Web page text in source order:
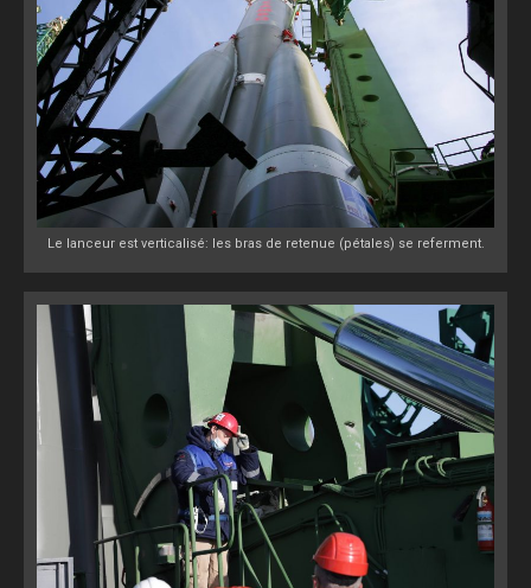
Le lanceur est verticalisé: les bras de retenue (pétales) se referment.